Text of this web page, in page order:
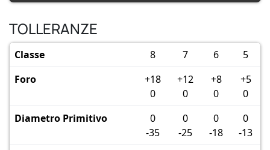
TOLLERANZE
Classe 8 7 6
5
Foro
+18
0
+12
0
+8
0
+5
0
Diametro Primitivo
0
-35
0
-25
0
-18
0
-13